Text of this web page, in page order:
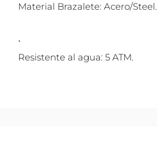
Material Brazalete: Acero/Steel.
•
Resistente al agua: 5 ATM.